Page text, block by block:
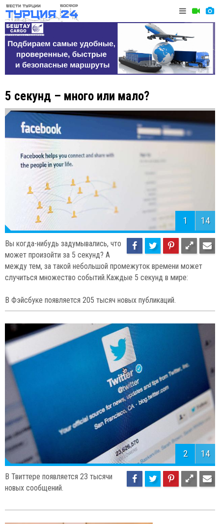
5 секунд – много или мало?
1 14
Вы когда-нибудь задумывались, что
может произойти за 5 секунд? А
между тем, за такой небольшой промежуток времени может
случиться множество событий.Каждые 5 секунд в мире:
В Фэйсбуке появляется 205 тысяч новых публикаций.
2 14
В Твиттере появляется 23 тысячи
новых сообщений.